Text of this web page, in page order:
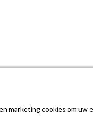
marketing cookies om uw